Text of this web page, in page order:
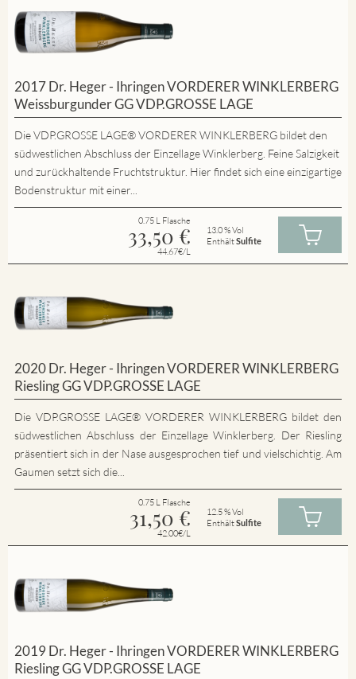
2017 Dr. Heger - Ihringen VORDERER WINKLERBERG
Weissburgunder GG VDP.GROSSE LAGE
Die VDP.GROSSE LAGE® VORDERER WINKLERBERG bildet den
südwestlichen Abschluss der Einzellage Winklerberg. Feine Salzigkeit
und zurückhaltende Fruchtstruktur. Hier findet sich eine einzigartige
Bodenstruktur mit einer...
0.75 L Flasche
33,50 €
44.67€/L
13.0 % Vol
EnthältSulfite
2020 Dr. Heger - Ihringen VORDERER WINKLERBERG
Riesling GG VDP.GROSSE LAGE
Die VDP.GROSSE LAGE® VORDERER WINKLERBERG bildet den
südwestlichen Abschluss der Einzellage Winklerberg. Der Riesling
präsentiert sich in der Nase ausgesprochen tief und vielschichtig. Am
Gaumen setzt sich die...
0.75 L Flasche
31,50 €
42.00€/L
12.5 % Vol
EnthältSulfite
2019 Dr. Heger - Ihringen VORDERER WINKLERBERG
Riesling GG VDP.GROSSE LAGE